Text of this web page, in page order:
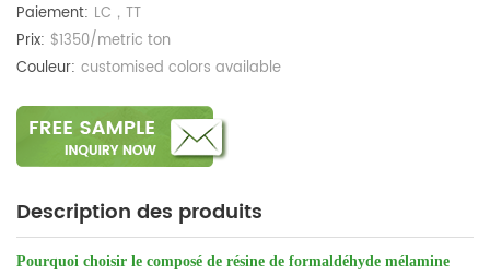
Paiement: LC，TT
Prix: $1350/metric ton
Couleur: customised colors available
Description des produits
Pourquoi choisir le composé de résine de formaldéhyde mélamine